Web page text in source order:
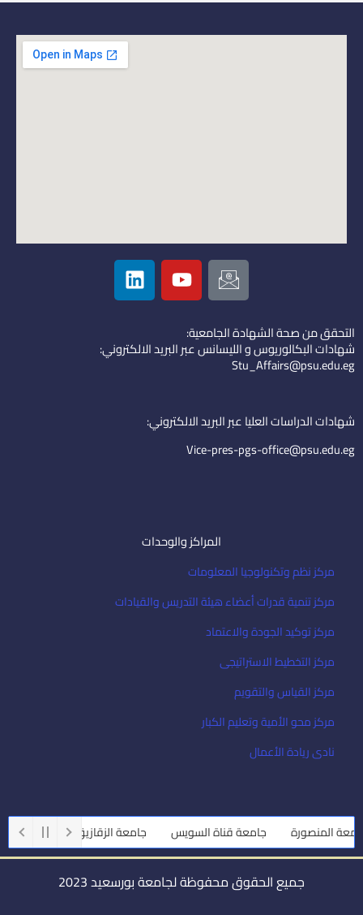
I
c
o
n
-
e
i
l
Y
o
u
u
b
L
i
n
e
d
التحقق من صحة الشهادة الجامعية:
شهادات البكالوريوس و الليسانس عبر البريد الالكتروني:
Stu_Affairs@psu.edu.eg
شهادات الدراسات العليا عبر البريد الالكتروني:
Vice-pres-pgs-office@psu.edu.eg
المراكز والوحدات
مركز نظم وتكنولوجيا المعلومات
مركز تنمية قدرات أعضاء هيئة التدريس والقيادات
مركز توكيد الجودة والاعتماد
مركز التخطيط الاستراتيجى
مركز القياس والتقويم
مركز محو الأمية وتعليم الكبار
نادى ريادة الأعمال
المنصورة جامعة قناة السويس جامعة الزقازيق جامعة
جميع الحقوق محفوظة لجامعة بورسعيد 2023